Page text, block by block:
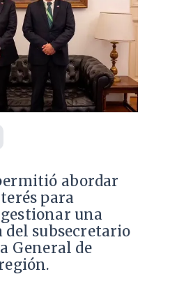
abordar
para
una
subsecretario
General de